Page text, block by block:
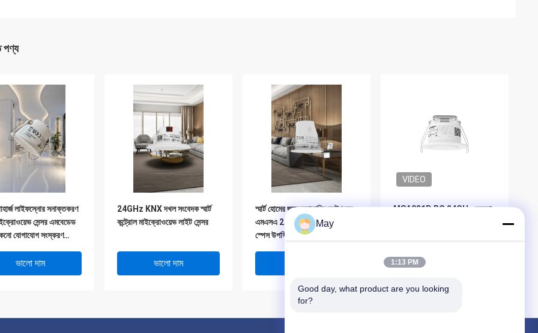
পণ্য
লাইফস্নোর সনাক্তকরণ
সেন্সর এমবেডেড
যোগাযোগ সংস্করণ
ভালো দাম
24GHz KNX দখল সংবেদক স্মার্ট
কন্ট্রোল মাইক্রোওয়েভ লাইট সেন্সর
ভালো দাম
স্মার্ট হোমের জন্য ক্যাসাম্বি ব্লুটুথ সহ
এমএসএ 211 বি 24 গিগাহার্জ বড়
স্পেস উপস্থিতি মোশন সেন্সর
VIDEO
MSA021D RC 24GHz শুকনো
May
1:13 PM
Good day, what product are you looking
for?